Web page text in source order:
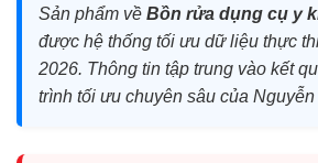
Sản phẩm về Bồn rửa dụng cụ y
được hệ thống tối ưu dữ liệu thực
2026. Thông tin tập trung vào kết
trình tối ưu chuyên sâu của